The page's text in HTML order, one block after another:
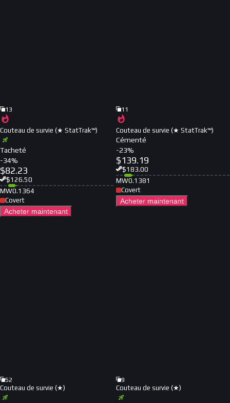
13
Couteau de survie (★ StatTrak™)
Tacheté
-34%
$82.23
$126.50
MW0.1364
Covert
Acheter maintenant
11
Couteau de survie (★ StatTrak™)
Cémenté
-23%
$139.19
$183.00
MW0.1381
Covert
Acheter maintenant
52
Couteau de survie (★)
9
Couteau de survie (★)